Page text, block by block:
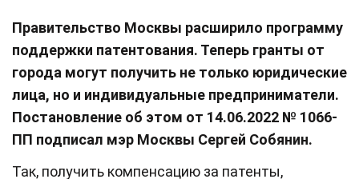
Правительство Москвы расширило программу
поддержки патентования. Теперь гранты от
города могут получить не только юридические
лица, но и индивидуальные предприниматели.
Постановление об этом от 14.06.2022 № 1066-
ПП подписал мэр Москвы Сергей Собянин.
Так, получить компенсацию за патенты,